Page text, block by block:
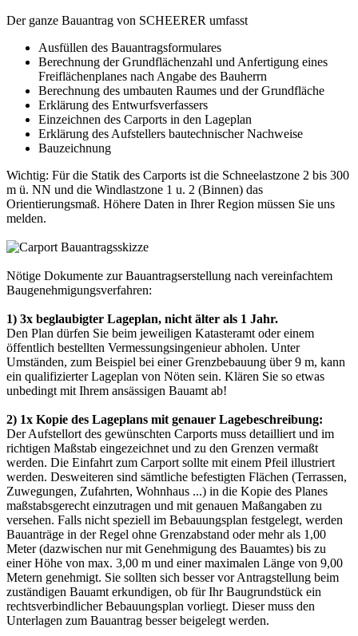
Der ganze Bauantrag von SCHEERER umfasst
Ausfüllen des Bauantragsformulares
Berechnung der Grundflächenzahl und Anfertigung eines
Freiflächenplanes nach Angabe des Bauherrn
Berechnung des umbauten Raumes und der Grundfläche
Erklärung des Entwurfsverfassers
Einzeichnen des Carports in den Lageplan
Erklärung des Aufstellers bautechnischer Nachweise
Bauzeichnung
Wichtig: Für die Statik des Carports ist die Schneelastzone 2 bis 300
m ü. NN und die Windlastzone 1 u. 2 (Binnen) das
Orientierungsmaß. Höhere Daten in Ihrer Region müssen Sie uns
melden.
Nötige Dokumente zur Bauantragserstellung nach vereinfachtem
Baugenehmigungsverfahren:
1) 3x beglaubigter Lageplan, nicht älter als 1 Jahr.
Den Plan dürfen Sie beim jeweiligen Katasteramt oder einem
öffentlich bestellten Vermessungsingenieur abholen. Unter
Umständen, zum Beispiel bei einer Grenzbebauung über 9 m, kann
ein qualifizierter Lageplan von Nöten sein. Klären Sie so etwas
unbedingt mit Ihrem ansässigen Bauamt ab!
2) 1x Kopie des Lageplans mit genauer Lagebeschreibung:
Der Aufstellort des gewünschten Carports muss detailliert und im
richtigen Maßstab eingezeichnet und zu den Grenzen vermaßt
werden. Die Einfahrt zum Carport sollte mit einem Pfeil illustriert
werden. Desweiteren sind sämtliche befestigten Flächen (Terrassen,
Zuwegungen, Zufahrten, Wohnhaus ...) in die Kopie des Planes
maßstabsgerecht einzutragen und mit genauen Maßangaben zu
versehen. Falls nicht speziell im Bebauungsplan festgelegt, werden
Bauanträge in der Regel ohne Grenzabstand oder mehr als 1,00
Meter (dazwischen nur mit Genehmigung des Bauamtes) bis zu
einer Höhe von max. 3,00 m und einer maximalen Länge von 9,00
Metern genehmigt. Sie sollten sich besser vor Antragstellung beim
zuständigen Bauamt erkundigen, ob für Ihr Baugrundstück ein
rechtsverbindlicher Bebauungsplan vorliegt. Dieser muss den
Unterlagen zum Bauantrag besser beigelegt werden.